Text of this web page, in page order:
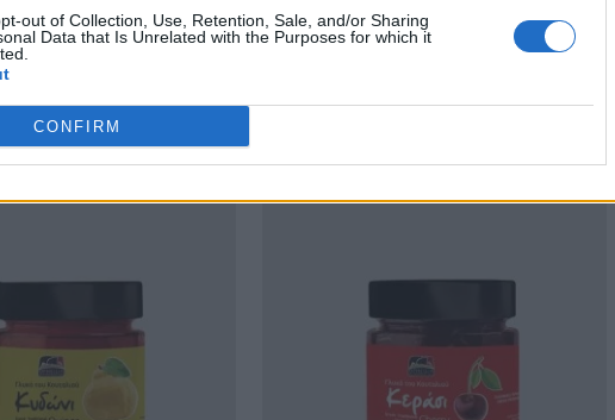
out of Collection, Use, Retention, Sale, and/or Sharing
Data that Is Unrelated with the Purposes for which it
CONFIRM
ТОВАРЫ